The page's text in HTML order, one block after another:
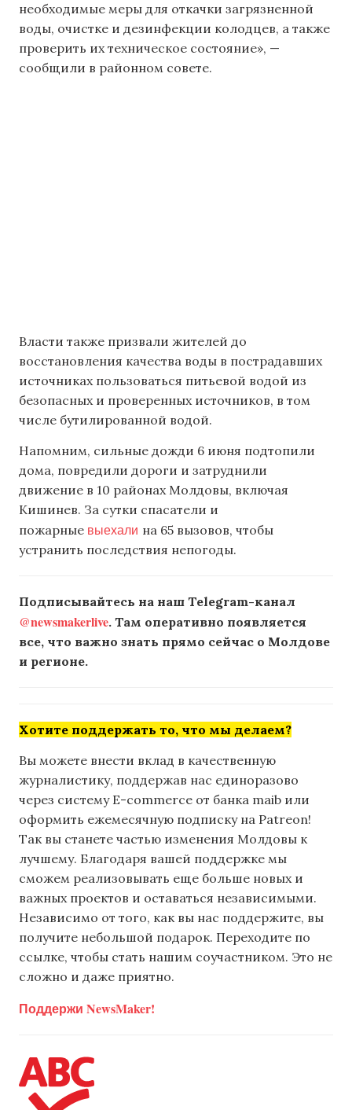
необходимые меры для откачки загрязненной
воды, очистке и дезинфекции колодцев, а также
проверить их техническое состояние», —
сообщили в районном совете.
Власти также призвали жителей до
восстановления качества воды в пострадавших
источниках пользоваться питьевой водой из
безопасных и проверенных источников, в том
числе бутилированной водой.
Напомним, сильные дожди 6 июня подтопили
дома, повредили дороги и затруднили
движение в 10 районах Молдовы, включая
Кишинев. За сутки спасатели и
пожарные выехали на 65 вызовов, чтобы
устранить последствия непогоды.
Подписывайтесь на наш Telegram-канал
@newsmakerlive. Там оперативно появляется
все, что важно знать прямо сейчас о Молдове
и регионе.
Хотите поддержать то, что мы делаем?
Вы можете внести вклад в качественную
журналистику, поддержав нас единоразово
через систему E-commerce от банка maib или
оформить ежемесячную подписку на Patreon!
Так вы станете частью изменения Молдовы к
лучшему. Благодаря вашей поддержке мы
сможем реализовывать еще больше новых и
важных проектов и оставаться независимыми.
Независимо от того, как вы нас поддержите, вы
получите небольшой подарок. Переходите по
ссылке, чтобы стать нашим соучастником. Это не
сложно и даже приятно.
Поддержи NewsMaker!